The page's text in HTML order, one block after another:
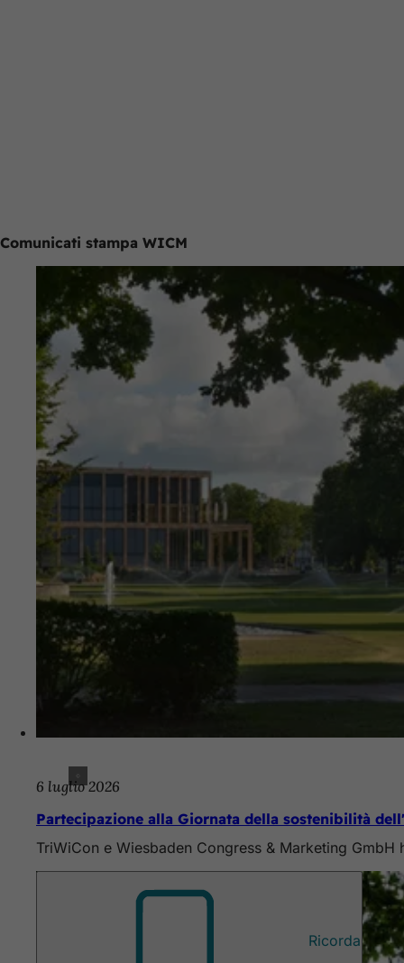
Comunicati stampa WICM
6 luglio 2026
Partecipazione alla Giornata della sostenibilità
TriWiCon e Wiesbaden Congress & Marketing
Ricorda